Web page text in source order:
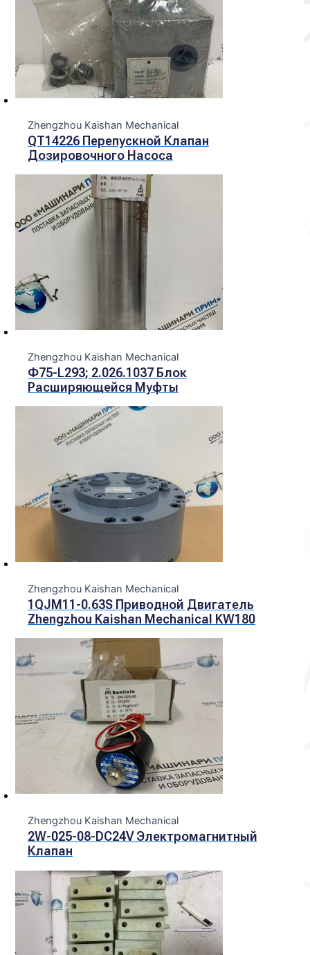
Zhengzhou Kaishan Mechanical
QT14226 Перепускной Клапан
Дозировочного Насоса
Zhengzhou Kaishan Mechanical
Ф75-L293; 2.026.1037 Блок
Расширяющейся Муфты
Zhengzhou Kaishan Mechanical
1QJM11-0.63S Приводной Двигатель
Zhengzhou Kaishan Mechanical KW180
Zhengzhou Kaishan Mechanical
2W-025-08-DC24V Электромагнитный
Клапан